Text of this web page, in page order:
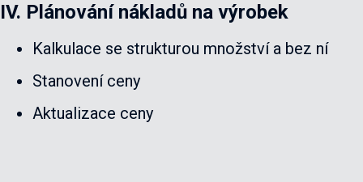
IV. Plánování nákladů na výrobek
Kalkulace se strukturou množství a bez ní
Stanovení ceny
Aktualizace ceny